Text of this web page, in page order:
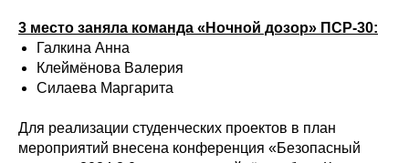
3 место заняла команда «Ночной дозор» ПСР-30:
Галкина Анна
Клеймёнова Валерия
Силаева Маргарита
Для реализации студенческих проектов в план
мероприятий внесена конференция «Безопасный